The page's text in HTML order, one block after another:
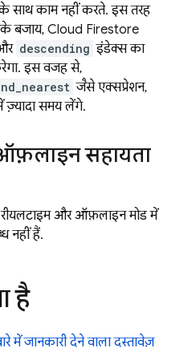
साथ काम नहीं करते. इस तरह
के बजाय, Cloud Firestore
descending इंडेक्स का
इस वजह से,
जैसे एक्सप्रेशन,
ज़्यादा समय लेंगे.
सहायता
रीयलटाइम और ऑफ़लाइन मोड में
नहीं हैं.
है
जानकारी देने वाला दस्तावेज़